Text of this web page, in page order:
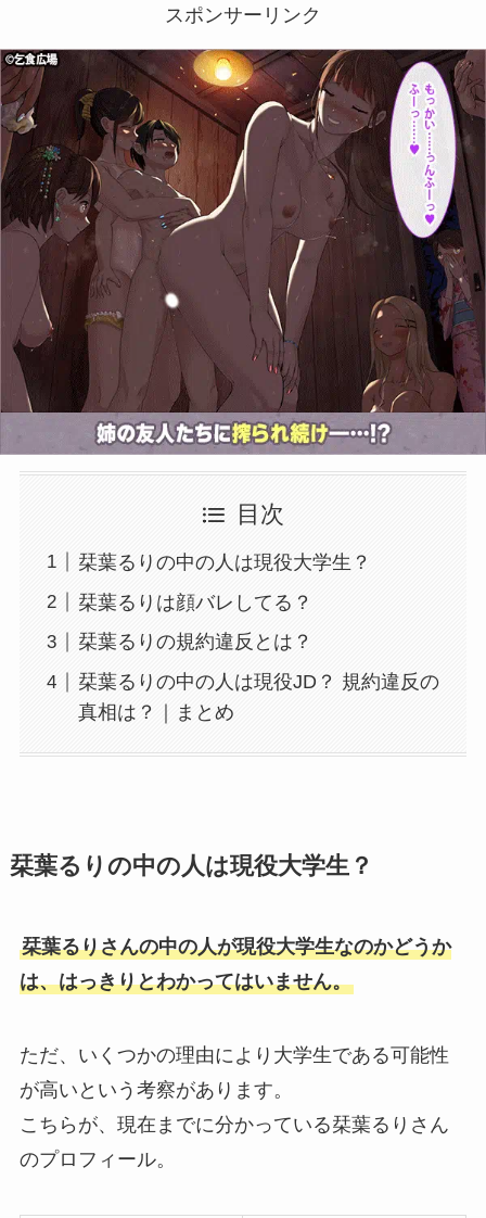
スポンサーリンク
目次
栞葉るりの中の人は現役大学生？
栞葉るりは顔バレしてる？
栞葉るりの規約違反とは？
栞葉るりの中の人は現役JD？ 規約違反の
真相は？｜まとめ
栞葉るりの中の人は現役大学生？
栞葉るりさんの中の人が現役大学生なのかどうか
は、はっきりとわかってはいません。
ただ、いくつかの理由により大学生である可能性
が高いという考察があります。
こちらが、現在までに分かっている栞葉るりさん
のプロフィール。